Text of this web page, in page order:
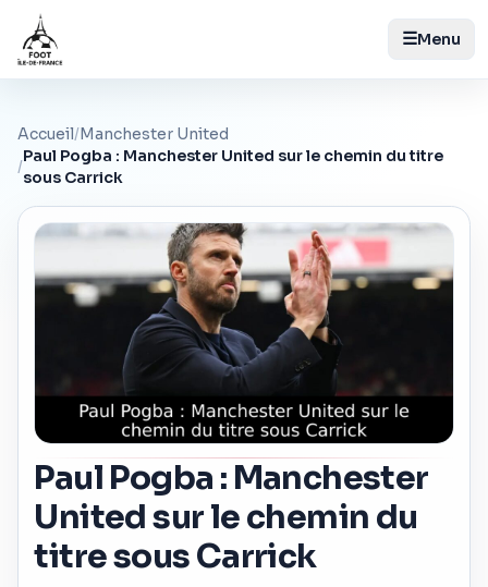
☰Menu
Accueil/Manchester United
/
Paul Pogba : Manchester United sur le chemin du titre
sous Carrick
Paul Pogba : Manchester
United sur le chemin du
titre sous Carrick